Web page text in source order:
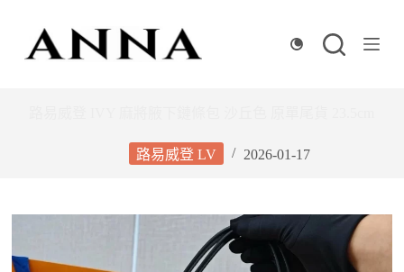
主
路易威登 LV 2026-01-17